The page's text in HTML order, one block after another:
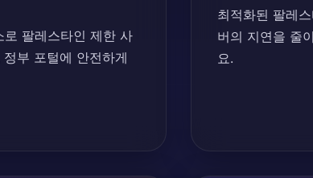
로 팔레스타인 제한 사
부 포털에 안전하게
최적화된 팔레
버의 지연을 줄
요.